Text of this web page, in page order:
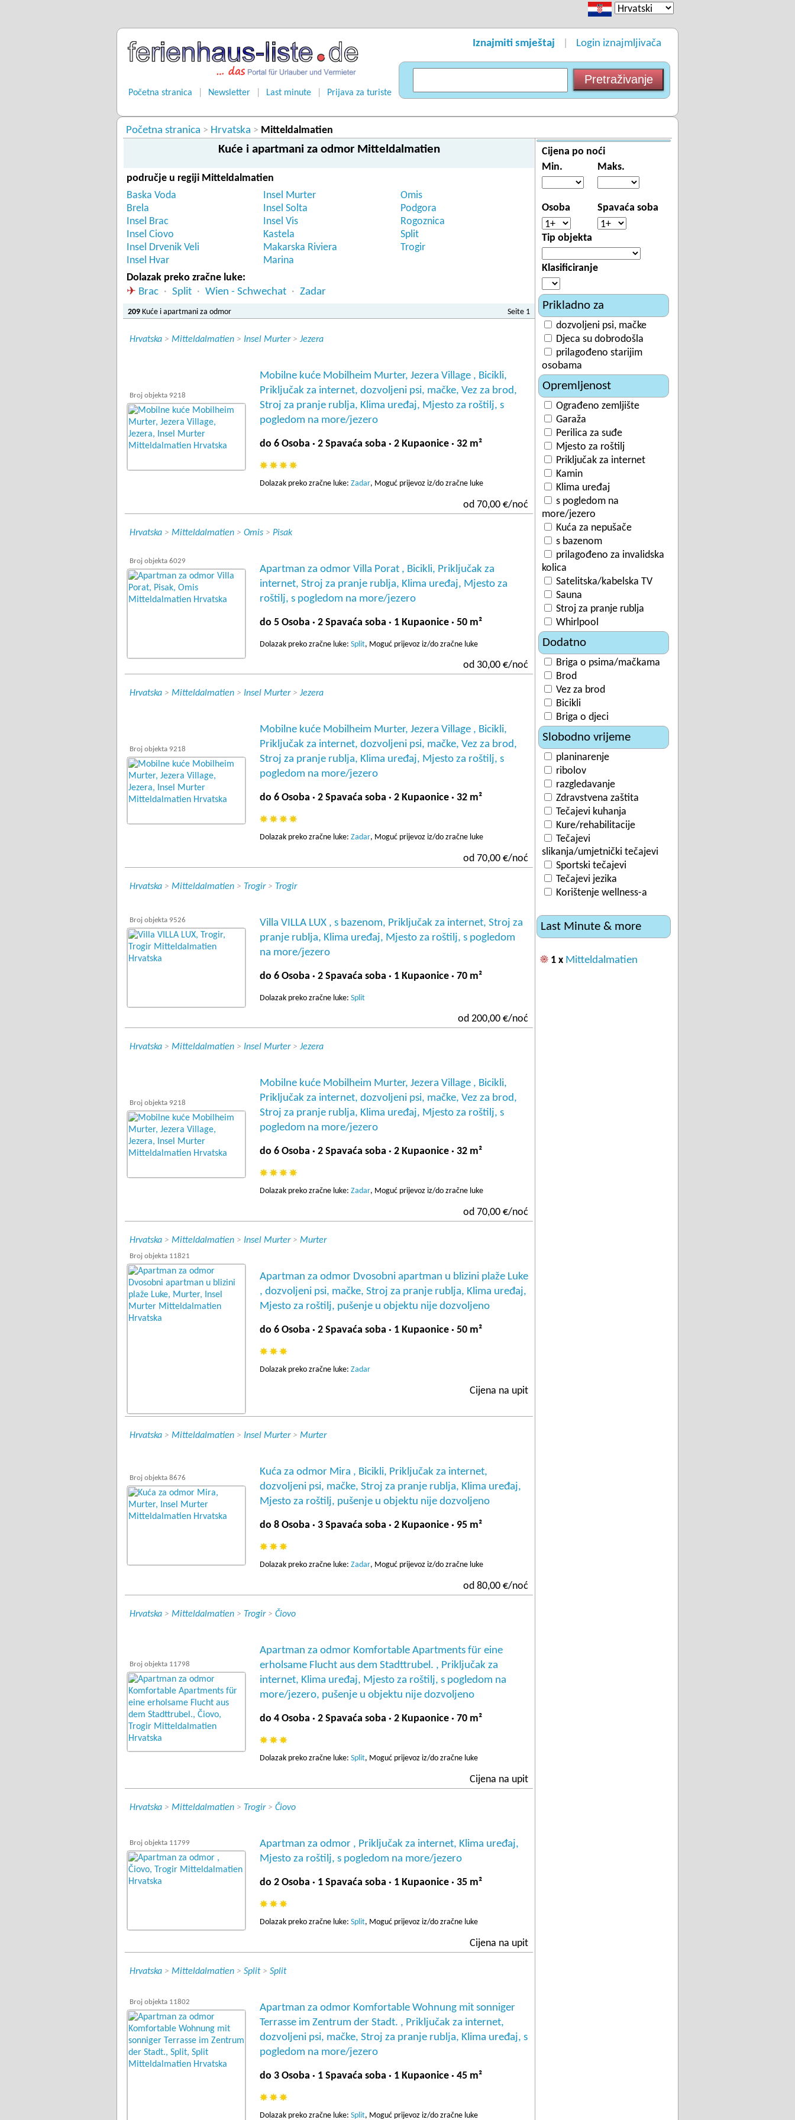
Početna stranica Newsletter Last minute Prijava za turiste
Iznajmiti smještaj Login iznajmljivača
Početna stranica > Hrvatska > Mitteldalmatien
Kuće i apartmani za odmor Mitteldalmatien
područje u regiji Mitteldalmatien
Baska Voda
Brela
Insel Brac
Insel Ciovo
Insel Drvenik Veli
Insel Hvar
Insel Murter
Insel Solta
Insel Vis
Kastela
Makarska Riviera
Marina
Omis
Podgora
Rogoznica
Split
Trogir
Dolazak preko zračne luke:
✈ Brac · Split · Wien - Schwechat · Zadar
209 Kuće i apartmani za odmor Seite 1
Hrvatska > Mitteldalmatien > Insel Murter> Jezera
Broj objekta 9218
Mobilne kuće Mobilheim Murter, Jezera Village , Bicikli,
Priključak za internet, dozvoljeni psi, mačke, Vez za brod,
Stroj za pranje rublja, Klima uređaj, Mjesto za roštilj, s
pogledom na more/jezero
do 6 Osoba · 2 Spavaća soba · 2 Kupaonice · 32 m²
Dolazak preko zračne luke: Zadar, Moguć prijevoz iz/do zračne luke
od 70,00 €/noć
Hrvatska > Mitteldalmatien > Omis > Pisak
Broj objekta 6029
Apartman za odmor Villa Porat , Bicikli, Priključak za
internet, Stroj za pranje rublja, Klima uređaj, Mjesto za
roštilj, s pogledom na more/jezero
do 5 Osoba · 2 Spavaća soba · 1 Kupaonice · 50 m²
Dolazak preko zračne luke: Split, Moguć prijevoz iz/do zračne luke
od 30,00 €/noć
Hrvatska > Mitteldalmatien > Insel Murter> Jezera
Broj objekta 9218
Mobilne kuće Mobilheim Murter, Jezera Village , Bicikli,
Priključak za internet, dozvoljeni psi, mačke, Vez za brod,
Stroj za pranje rublja, Klima uređaj, Mjesto za roštilj, s
pogledom na more/jezero
do 6 Osoba · 2 Spavaća soba · 2 Kupaonice · 32 m²
Dolazak preko zračne luke: Zadar, Moguć prijevoz iz/do zračne luke
od 70,00 €/noć
Hrvatska > Mitteldalmatien > Trogir> Trogir
Broj objekta 9526
Villa VILLA LUX , s bazenom, Priključak za internet, Stroj za
pranje rublja, Klima uređaj, Mjesto za roštilj, s pogledom
na more/jezero
do 6 Osoba · 2 Spavaća soba · 1 Kupaonice · 70 m²
Dolazak preko zračne luke: Split
od 200,00 €/noć
Hrvatska > Mitteldalmatien > Insel Murter> Jezera
Broj objekta 9218
Mobilne kuće Mobilheim Murter, Jezera Village , Bicikli,
Priključak za internet, dozvoljeni psi, mačke, Vez za brod,
Stroj za pranje rublja, Klima uređaj, Mjesto za roštilj, s
pogledom na more/jezero
do 6 Osoba · 2 Spavaća soba · 2 Kupaonice · 32 m²
Dolazak preko zračne luke: Zadar, Moguć prijevoz iz/do zračne luke
od 70,00 €/noć
Hrvatska > Mitteldalmatien > Insel Murter> Murter
Broj objekta 11821
Apartman za odmor Dvosobni apartman u blizini plaže Luke
, dozvoljeni psi, mačke, Stroj za pranje rublja, Klima uređaj,
Mjesto za roštilj, pušenje u objektu nije dozvoljeno
do 6 Osoba · 2 Spavaća soba · 1 Kupaonice · 50 m²
Dolazak preko zračne luke: Zadar
Cijena na upit
Hrvatska > Mitteldalmatien > Insel Murter> Murter
Broj objekta 8676
Kuća za odmor Mira , Bicikli, Priključak za internet,
dozvoljeni psi, mačke, Stroj za pranje rublja, Klima uređaj,
Mjesto za roštilj, pušenje u objektu nije dozvoljeno
do 8 Osoba · 3 Spavaća soba · 2 Kupaonice · 95 m²
Dolazak preko zračne luke: Zadar, Moguć prijevoz iz/do zračne luke
od 80,00 €/noć
Hrvatska > Mitteldalmatien > Trogir> Čiovo
Broj objekta 11798
Apartman za odmor Komfortable Apartments für eine
erholsame Flucht aus dem Stadttrubel. , Priključak za
internet, Klima uređaj, Mjesto za roštilj, s pogledom na
more/jezero, pušenje u objektu nije dozvoljeno
do 4 Osoba · 2 Spavaća soba · 2 Kupaonice · 70 m²
Dolazak preko zračne luke: Split, Moguć prijevoz iz/do zračne luke
Cijena na upit
Hrvatska > Mitteldalmatien > Trogir> Čiovo
Broj objekta 11799
Apartman za odmor , Priključak za internet, Klima uređaj,
Mjesto za roštilj, s pogledom na more/jezero
do 2 Osoba · 1 Spavaća soba · 1 Kupaonice · 35 m²
Dolazak preko zračne luke: Split, Moguć prijevoz iz/do zračne luke
Cijena na upit
Hrvatska > Mitteldalmatien > Split> Split
Broj objekta 11802
Apartman za odmor Komfortable Wohnung mit sonniger
Terrasse im Zentrum der Stadt. , Priključak za internet,
dozvoljeni psi, mačke, Stroj za pranje rublja, Klima uređaj, s
pogledom na more/jezero
do 3 Osoba · 1 Spavaća soba · 1 Kupaonice · 45 m²
Dolazak preko zračne luke: Split, Moguć prijevoz iz/do zračne luke
Cijena po noći
Min.
Maks.
Osoba Spavaća soba
Tip objekta
Klasificiranje
Prikladno za
dozvoljeni psi, mačke
Djeca su dobrodošla
prilagođeno starijim
osobama
Opremljenost
Ograđeno zemljište
Garaža
Perilica za suđe
Mjesto za roštilj
Priključak za internet
Kamin
Klima uređaj
s pogledom na
more/jezero
Kuća za nepušače
s bazenom
prilagođeno za invalidska
kolica
Satelitska/kabelska TV
Sauna
Stroj za pranje rublja
Whirlpool
Dodatno
Briga o psima/mačkama
Brod
Vez za brod
Bicikli
Briga o djeci
Slobodno vrijeme
planinarenje
ribolov
razgledavanje
Zdravstvena zaštita
Tečajevi kuhanja
Kure/rehabilitacije
Tečajevi
slikanja/umjetnički tečajevi
Sportski tečajevi
Tečajevi jezika
Korištenje wellness-a
Last Minute & more
☀ 1 x Mitteldalmatien